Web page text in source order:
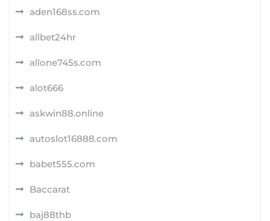
aden168ss.com
allbet24hr
allone745s.com
alot666
askwin88.online
autoslot16888.com
babet555.com
Baccarat
baj88thb